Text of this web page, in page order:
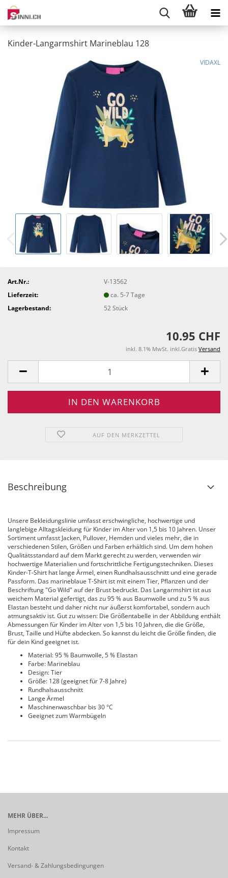
Kinder-Langarmshirt Marineblau 128
VIDAXL
Art.Nr.:
V-13562
Lieferzeit:
ca. 5-7 Tage
Lagerbestand:
52Stück
10.95 CHF
inkl. 8.1% MwSt. inkl.Gratis Versand
AUF DEN MERKZETTEL
Beschreibung
Unsere Bekleidungslinie umfasst erschwingliche, hochwertige und
langlebige Alltagskleidung für Kinder im Alter von 1,5 bis 10 Jahren. Unser
Sortiment umfasst Jacken, Pullover, Hemden und vieles mehr, die in
verschiedenen Stilen, Größen und Farben erhältlich sind. Um dem hohen
Qualitätsstandard auf dem Markt gerecht zu werden, verwenden wir
hochwertige Materialien und fortschrittliche Fertigungstechniken. Dieses
Kinder-T-Shirt hat lange Ärmel, einen Rundhalsausschnitt und eine gerade
Passform. Das marineblaue T-Shirt ist mit einem Tier, Pflanzen und der
Beschriftung "Go Wild" auf der Brust bedruckt. Das Langarmshirt ist aus
weichem Material gefertigt, das zu 95 % aus Baumwolle und zu 5 % aus
Elastan besteht und daher nicht nur äußerst komfortabel, sondern auch
atmungsaktiv ist. Gut zu wissen: Die Größentabelle in der Abbildung enthält
Abmessungen für Kinder im Alter von 1,5 bis 10 Jahren, die die Größe,
Brust, Taille und Hüfte abdecken. So kannst du leicht die Größe finden, die
für dein Kind geeignet ist.
Material: 95 % Baumwolle, 5 % Elastan
Farbe: Marineblau
Design: Tier
Größe: 128 (geeignet für 7-8 Jahre)
Rundhalsausschnitt
Lange Ärmel
Maschinenwaschbar bis 30 °C
Geeignet zum Warmbügeln
MEHR ÜBER...
Impressum
Kontakt
Versand- & Zahlungsbedingungen